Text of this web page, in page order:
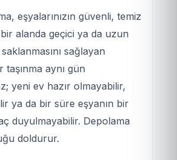
eşyalarınızın güvenli, temiz
alanda geçici ya da uzun
sağlayan
taşınma aynı gün
yeni ev hazır olmayabilir,
ya da bir süre eşyanın bir
duyulmayabilir. Depolama
doldurur.